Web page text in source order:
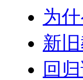
为
新
回